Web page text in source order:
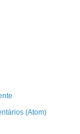
(Atom)